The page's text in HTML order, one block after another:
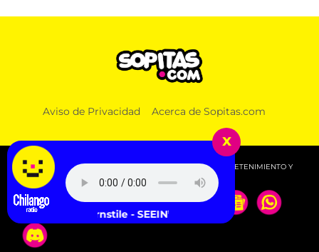
Aviso de Privacidad Acerca de Sopitas.com
© 2026 SOPITAS.COM - MÚSICA, NOTICIAS, DEPORTES, ENTRETENIMIENTO Y
MÁS!.
x
Turnstile - SEEIN’ STARS